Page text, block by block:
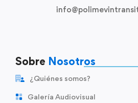
Sobre Nosotros
¿Quiénes somos?
Galería Audiovisual